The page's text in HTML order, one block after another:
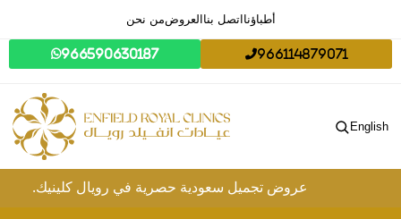
من نحنالعروض اتصل بنا أطباؤنا
966590630187 966114879071
English
عروض تجميل سعودية حصرية في رويال كلينيك.